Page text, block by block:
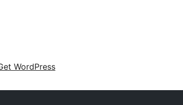
WordPress